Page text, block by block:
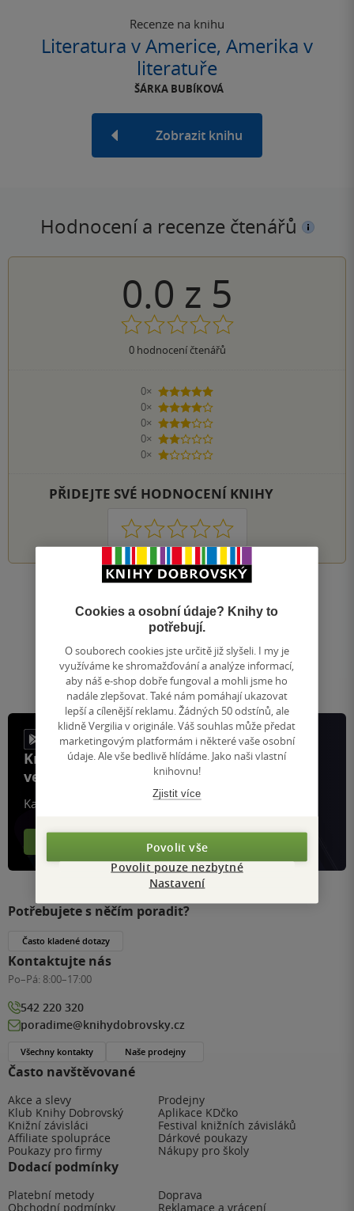
Recenze na knihu
Literatura v Americe, Amerika v
literatuře
ŠÁRKA BUBÍKOVÁ
Zobrazit knihu
Hodnocení a recenze čtenářů
0.0 z 5
0hodnocení čtenářů
0×
5 hvězdiček
0×
4 hvězdičky
0×
3 hvězdičky
0×
2 hvězdičky
0×
1 hvezdička
PŘIDEJTE SVÉ HODNOCENÍ KNIHY
1 2 3 4 5
Zobrazeno 20 z 20
1
Přejít
na
stránku
/ 1
Knihy, recenze a klubové výhody
ve vaší kapse a naší appce KDčko
Každý měsíc společně přečteme tisíce knih
Více o klubu
Často navštěvované
Akce a slevy
Prodejny
Klub Knihy Dobrovský
Aplikace KDčko
Knižní závisláci
Festival knižních závisláků
Affiliate spolupráce
Dárkové poukazy
Poukazy pro firmy
Nákupy pro školy
Dodací podmínky
Platební metody
Doprava
Obchodní podmínky
Reklamace a vrácení
Potřebujete s něčím poradit?
Často kladené dotazy
Kontaktujte nás
Po–Pá: 8:00–17:00
542 220 320
poradime@knihydobrovsky.cz
Všechny kontakty Naše prodejny
Cookies a osobní údaje? Knihy to
potřebují.
O souborech cookies jste určitě již slyšeli. I my je
využíváme ke shromažďování a analýze informací,
aby náš e-shop dobře fungoval a mohli jsme ho
nadále zlepšovat. Také nám pomáhají ukazovat
lepší a cílenější reklamu. Žádných 50 odstínů, ale
klidně Vergilia v originále. Váš souhlas může předat
marketingovým platformám i některé vaše osobní
údaje. Ale vše bedlivě hlídáme. Jako naši vlastní
knihovnu!
Zjistit více
Povolit vše
Povolit pouze nezbytné
Nastavení